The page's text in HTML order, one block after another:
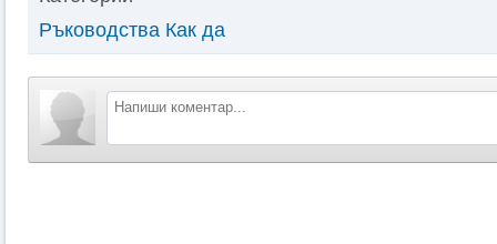
Ръководства Как да